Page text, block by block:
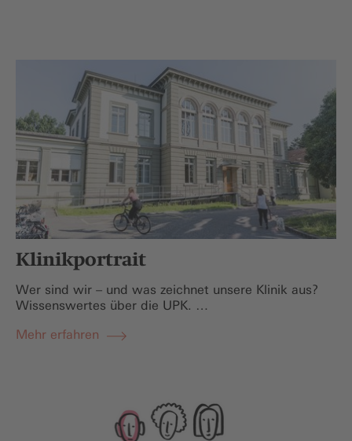
Klinikportrait
Wer sind wir – und was zeichnet unsere Klinik aus?
Wissenswertes über die UPK. …
Mehr erfahren